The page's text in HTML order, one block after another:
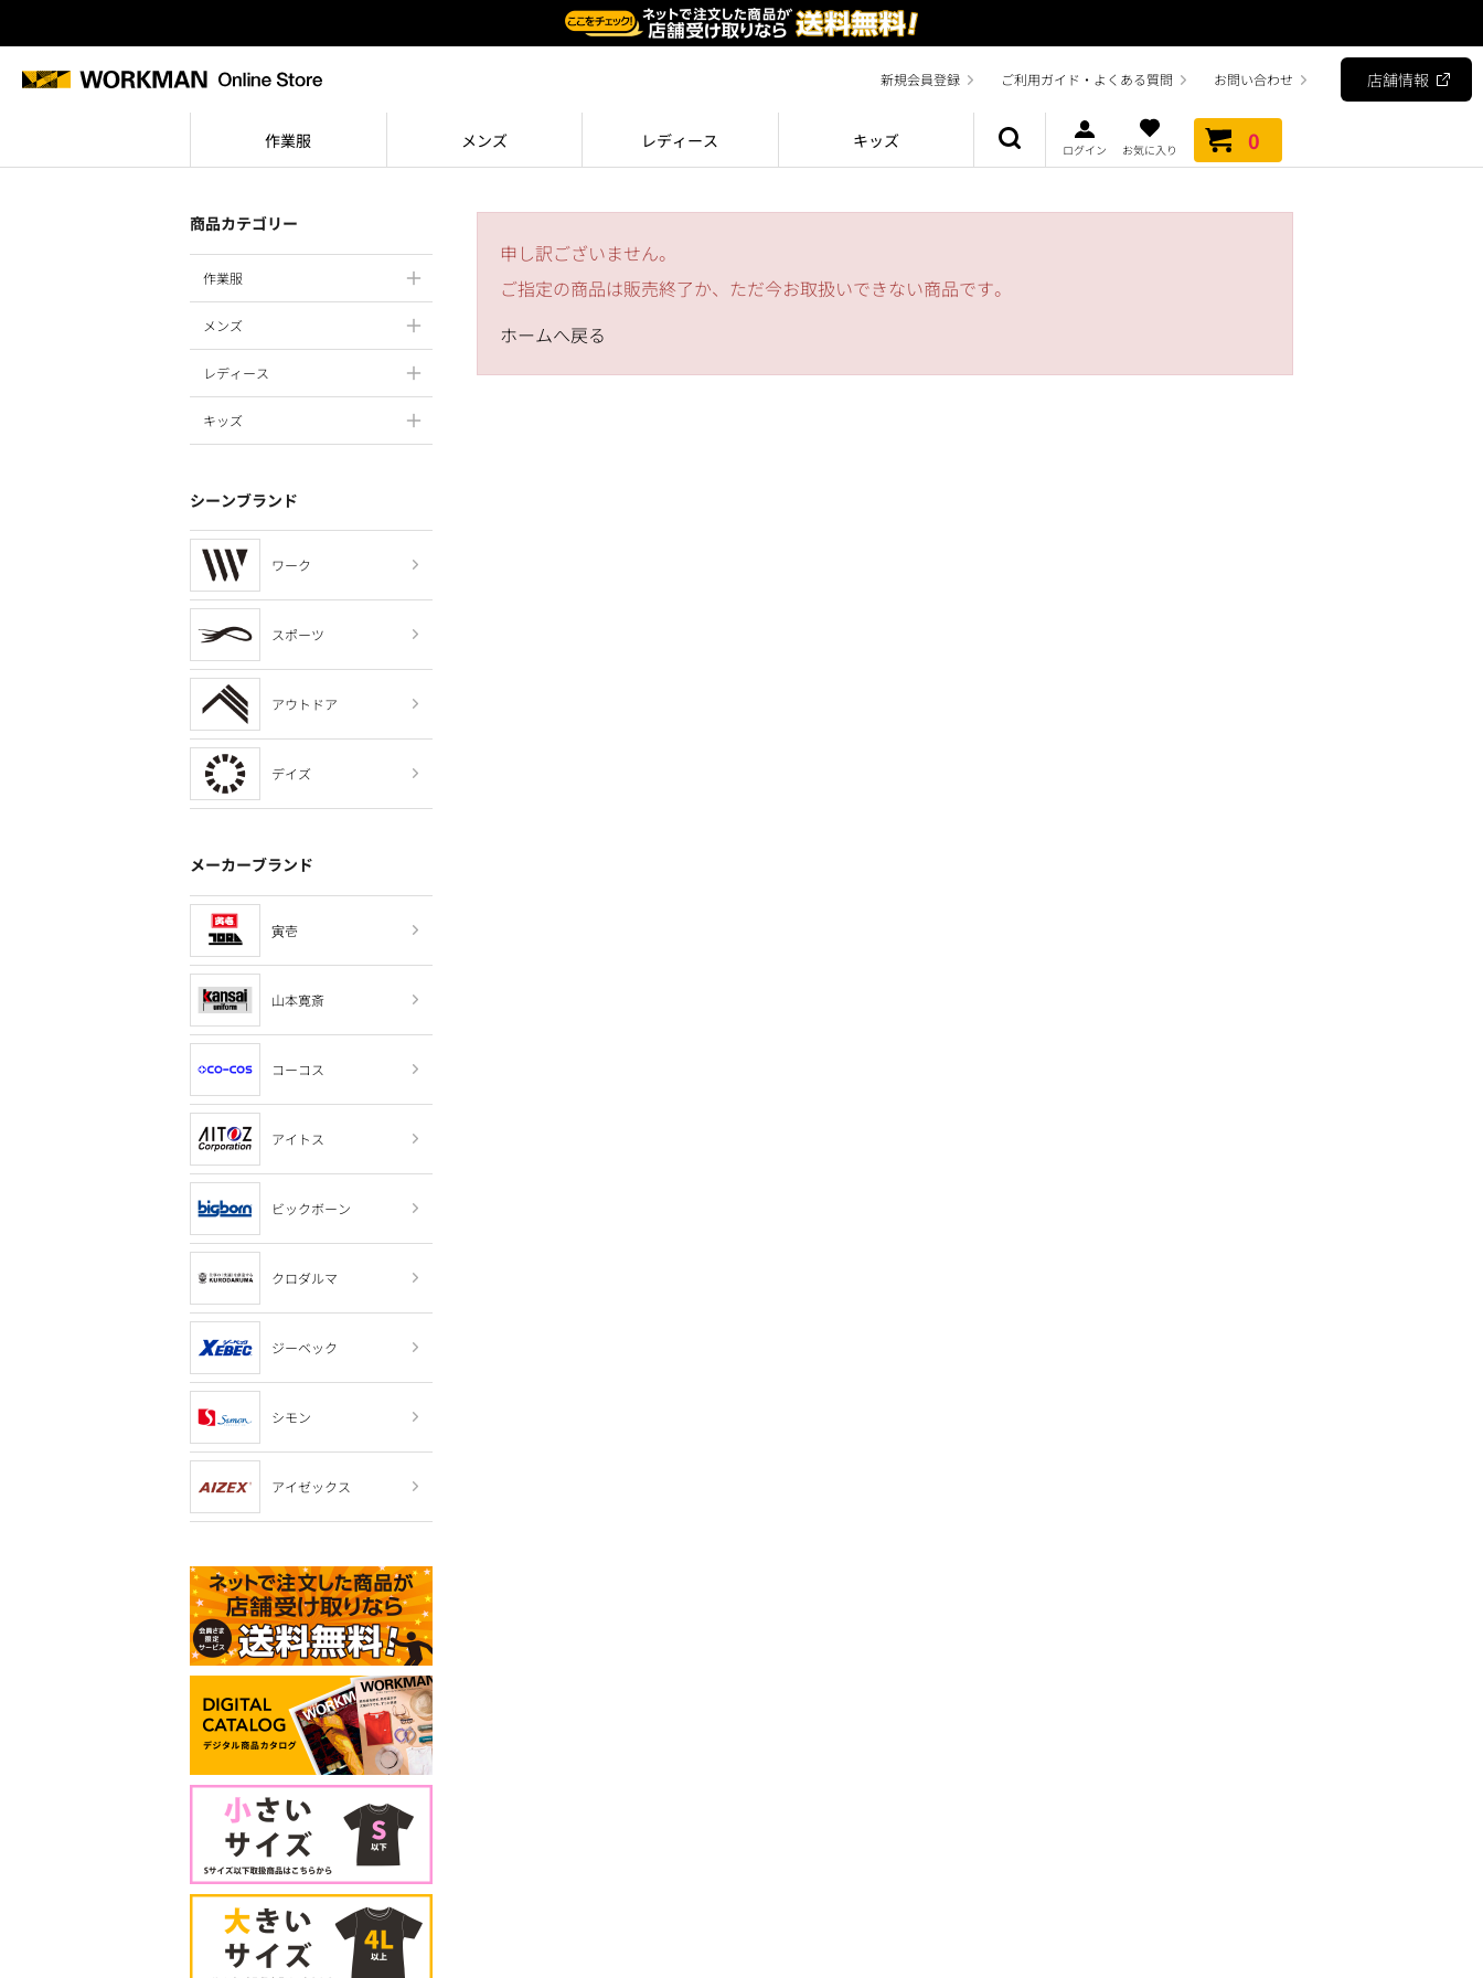
新規会員登録 ご利用ガイド・よくある質問 お問い合わせ 店舗情報
作業服 メンズ レディース キッズ ログイン お気に入り 0
商品カテゴリー
作業服
メンズ
レディース
キッズ
シーンブランド
ワーク
スポーツ
アウトドア
デイズ
メーカーブランド
寅壱
山本寛斎
コーコス
アイトス
ビックボーン
クロダルマ
ジーベック
シモン
アイゼックス
申し訳ございません。
ご指定の商品は販売終了か、ただ今お取扱いできない商品です。
ホームへ戻る